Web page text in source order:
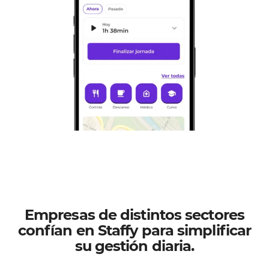
Empresas de distintos sectores
confían en Staffy para simplificar
su gestión diaria.